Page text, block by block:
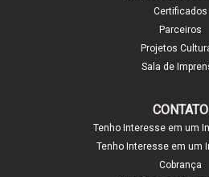
Certificados
Parceiros
Projetos
Sala de
CONTATO
Tenho Interesse em um
Tenho Interesse em um
Cobrança